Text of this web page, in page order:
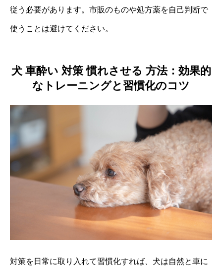
従う必要があります。市販のものや処方薬を自己判断で
使うことは避けてください。
犬 車酔い 対策 慣れさせる 方法：効果的
なトレーニングと習慣化のコツ
対策を日常に取り入れて習慣化すれば、犬は自然と車に